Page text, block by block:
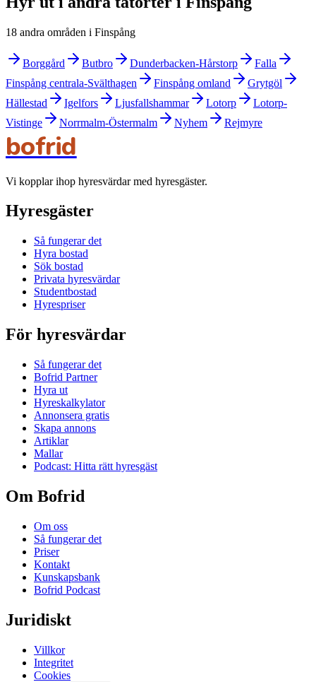
18 andra områden i Finspång
Borggård Butbro Dunderbacken-Hårstorp
Falla
Finspång centrala-Svälthagen
Finspång omland
Grytgöl
Hällestad
Igelfors Ljusfallshammar Lotorp
Lotorp-
Vistinge
Norrmalm-Östermalm Nyhem Rejmyre
bofrid
Vi kopplar ihop hyresvärdar med hyresgäster.
Hyresgäster
Så fungerar det
Hyra bostad
Sök bostad
Privata hyresvärdar
Studentbostad
Hyrespriser
För hyresvärdar
Så fungerar det
Bofrid Partner
Hyra ut
Hyreskalkylator
Annonsera gratis
Skapa annons
Artiklar
Mallar
Podcast: Hitta rätt hyresgäst
Om Bofrid
Om oss
Så fungerar det
Priser
Kontakt
Kunskapsbank
Bofrid Podcast
Juridiskt
Villkor
Integritet
Cookies